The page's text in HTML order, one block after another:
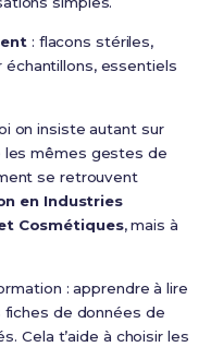
: flacons stériles,
essentiels
on insiste autant sur
les mêmes gestes de
se retrouvent
en Industries
Cosmétiques, mais à
: apprendre à lire
de données de
Cela t’aide à choisir les